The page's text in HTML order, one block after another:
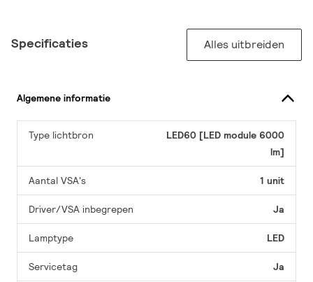
Specificaties Alles uitbreiden
Algemene informatie
Type lichtbron
LED60 [LED module 6000
lm]
Aantal VSA's 1 unit
Driver/VSA inbegrepen Ja
Lamptype LED
Servicetag Ja